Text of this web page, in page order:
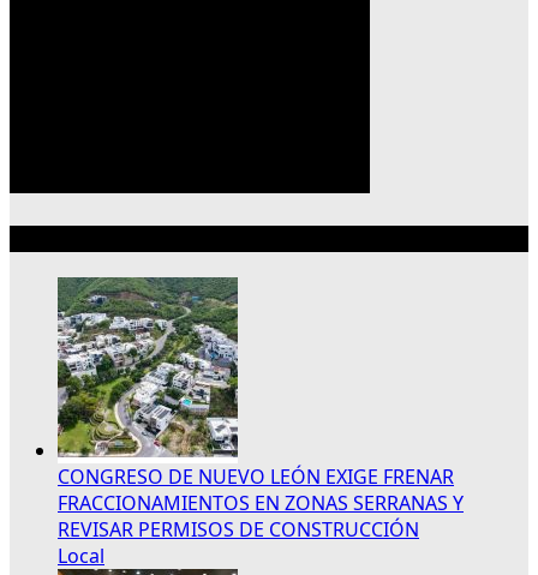
CONGRESO DE NUEVO LEÓN EXIGE FRENAR
FRACCIONAMIENTOS EN ZONAS SERRANAS Y
REVISAR PERMISOS DE CONSTRUCCIÓN
Local